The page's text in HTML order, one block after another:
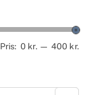
Pris: 0 kr.— 400 kr.